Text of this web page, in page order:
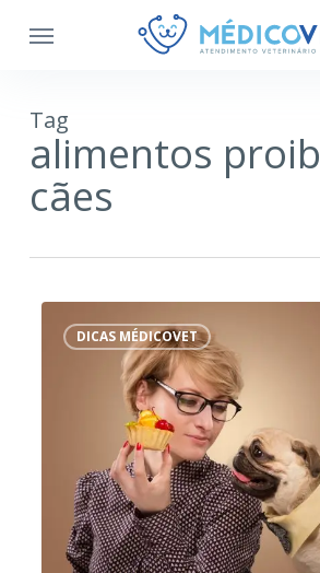
Tag
alimentos
cães
Os
alimentos
proibidos
cachorro
DICAS MÉDICOVET